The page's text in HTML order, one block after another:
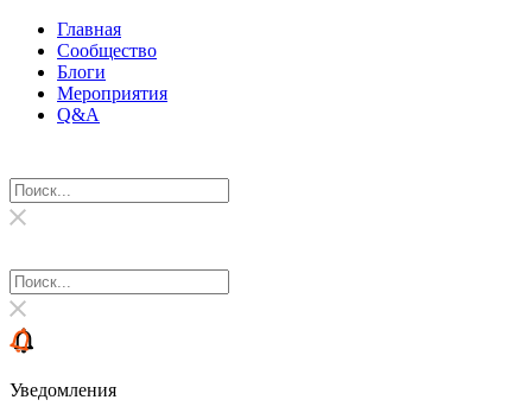
Главная
Сообщество
Блоги
Мероприятия
Q&A
Уведомления